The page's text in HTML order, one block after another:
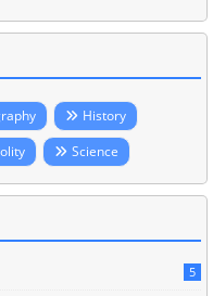
History
Science
5